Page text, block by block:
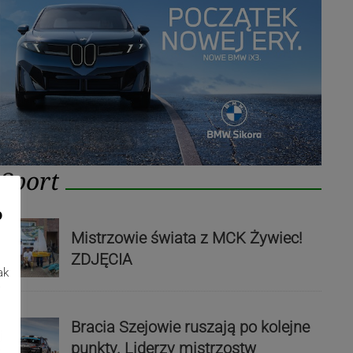
Sport
Mistrzowie świata z MCK Żywiec!
ZDJĘCIA
Bracia Szejowie ruszają po kolejne
punkty. Liderzy mistrzostw